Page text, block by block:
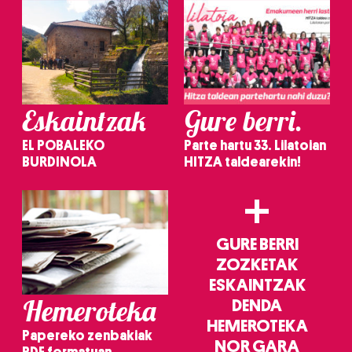
Eskaintzak
EL POBALEKO
BURDINOLA
Gure berri.
Parte hartu 33. Lilatoian
HITZA taldearekin!
Hemeroteka
Papereko zenbakiak
+
GURE BERRI
ZOZKETAK
ESKAINTZAK
DENDA
HEMEROTEKA
NOR GARA